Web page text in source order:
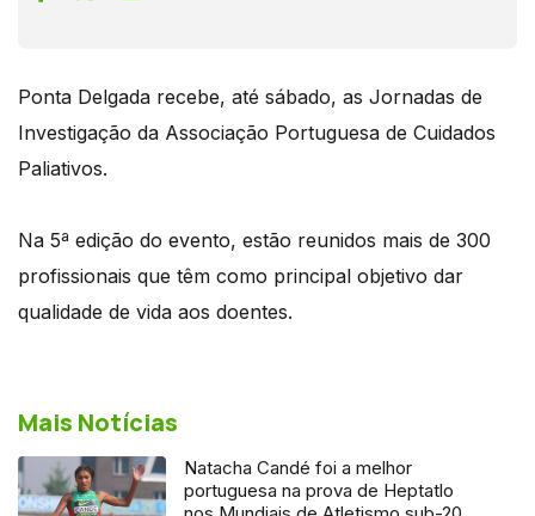
Ponta Delgada recebe, até sábado, as Jornadas de
Investigação da Associação Portuguesa de Cuidados
Paliativos.
Na 5ª edição do evento, estão reunidos mais de 300
profissionais que têm como principal objetivo dar
qualidade de vida aos doentes.
Mais Notícias
Natacha Candé foi a melhor
portuguesa na prova de Heptatlo